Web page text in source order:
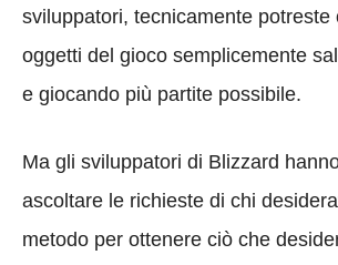
sviluppatori, tecnicamente potreste
oggetti del gioco semplicemente
e giocando più partite possibile.
Ma gli sviluppatori di Blizzard
ascoltare le richieste di chi
metodo per ottenere ciò che